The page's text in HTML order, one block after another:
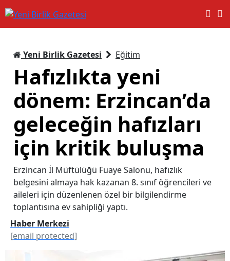
Yeni Birlik Gazetesi Eğitim
Hafızlıkta yeni
dönem: Erzincan’da
geleceğin hafızları
için kritik buluşma
Erzincan İl Müftülüğü Fuaye Salonu, hafızlık
belgesini almaya hak kazanan 8. sınıf öğrencileri ve
aileleri için düzenlenen özel bir bilgilendirme
toplantısına ev sahipliği yaptı.
Haber Merkezi
[email protected]